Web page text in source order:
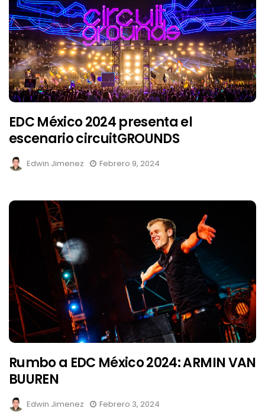
EDC México 2024 presenta el
escenario circuitGROUNDS
Edwin Jimenez Febrero 9, 2024
Rumbo a EDC México 2024: ARMIN VAN
BUUREN
Edwin Jimenez Febrero 3, 2024